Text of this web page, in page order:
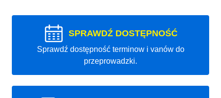
SPRAWDŹ DOSTĘPNOŚĆ
Sprawdź dostępność terminow i vanów do
przeprowadzki.